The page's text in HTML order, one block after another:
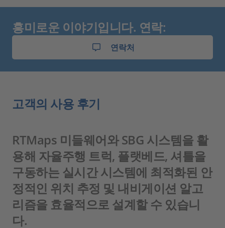
흥미로운 이야기입니다. 연락:
연락처
고객의 사용 후기
RTMaps 미들웨어와 SBG 시스템을 활
용해 자율주행 트럭, 플랫베드, 셔틀을
구동하는 실시간 시스템에 최적화된 안
정적인 위치 추정 및 내비게이션 알고
리즘을 효율적으로 설계할 수 있습니
다.